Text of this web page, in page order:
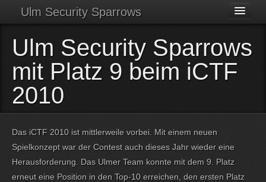
Ulm Security Sparrows
Pages
Tags
Contact
Ulm Security Sparrows
mit Platz 9 beim iCTF
2010
Das iCTF 2010 ist mittlerweile vorbei. Mit einem neuen
Spielkonzept war der Contest auch dieses Jahr wieder eine
Herausforderung. Das Ulmer Team konnte mit dem 9. Platz
erneut eine Position in den Top-10 erreichen, den ersten Platz